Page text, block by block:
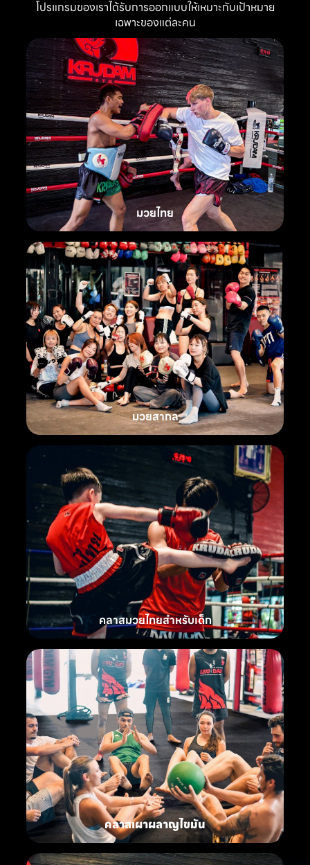
โปรแกรมของเราได้รับการออกแบบให้เหมาะกับเป้าหมาย
เฉพาะของแต่ละคน
มวยไทย
มวยสากล
คลาสมวยไทยสำหรับเด็ก
คลาสเผาผลาญไขมัน